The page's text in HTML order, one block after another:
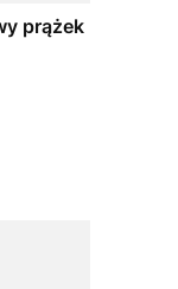
prążek